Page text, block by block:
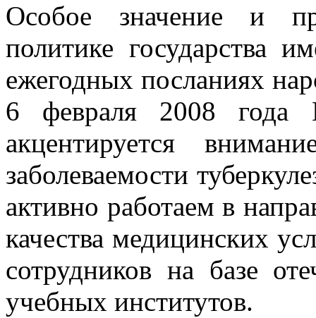
Особое значение и
политике государства
ежегодных посланиях
6 февраля 2008 года
акцентируется
заболеваемости
активно работаем в
качества медицинских
сотрудников на базе
учебных институтов.